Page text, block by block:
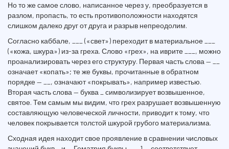
Но то же самое слово, написанное через у, преобразуется в
разлом, пропасть, то есть противоположности находятся
слишком далеко друг от друга и разрыв непреодолим.
Согласно каббале, ___ («свет») переходит в материальное ___
(«кожа, шкура») из-за греха. Слово «грех», на иврите ___, можно
проанализировать через его структуру. Первая часть слова — __
означает «копать»; те же буквы, прочитанные в обратном
порядке — __, означают «покрывать», например известью.
Вторая часть слова — буква _ символизирует возвышенное,
святое. Тем самым мы видим, что грех разрушает возвышенную
составляющую человеческой личности, приводит к тому, что
человек покрывается толстой шкурой грубого материализма.
Сходная идея находит свое проявление в сравнении числовых